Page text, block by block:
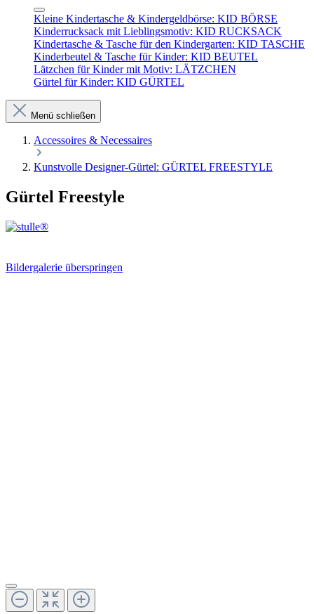
Kleine Kindertasche & Kindergeldbörse: KID BÖRSE
Kinderrucksack mit Lieblingsmotiv: KID RUCKSACK
Kindertasche & Tasche für den Kindergarten: KID TASCHE
Kinderbeutel & Tasche für Kinder: KID BEUTEL
Lätzchen für Kinder mit Motiv: LÄTZCHEN
Gürtel für Kinder: KID GÜRTEL
Menü schließen
Accessoires & Necessaires
Kunstvolle Designer-Gürtel: GÜRTEL FREESTYLE
Gürtel Freestyle
Bildergalerie überspringen